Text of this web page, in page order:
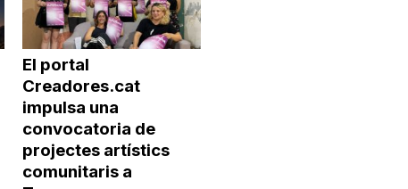
El portal
Creadores.cat
impulsa una
convocatoria de
projectes artístics
comunitaris a